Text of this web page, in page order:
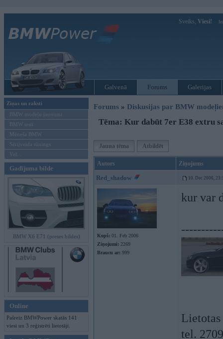
Sveiks, Viesi!
Galvenā Forums Galerijas
Ziņas un raksti
BMW modeļu jaunumi
BMW testi
Mēneša BMW
Sērijveida tūnings
Vel...
Gadījuma bilde
BMW X6 E71 (preses bildes)
Online
Pašreiz BMWPower skatās 141
viesi un 3 reģistrēti lietotāji.
Forums » Diskusijas par BMW
Tēma: Kur dabūt 7er E38 extru
Jauna tēma Atbildēt
Autors Ziņojums
Red_shadow 10. Dec 2006,
Kopš: 01. Feb 2006
Ziņojumi: 2269
Braucu ar: 999
kur var
tel.